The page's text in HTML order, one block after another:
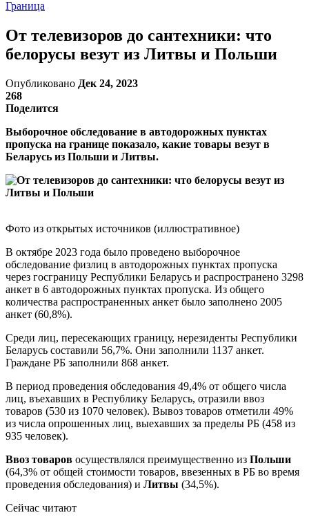
Граница
От телевизоров до сантехники: что
белорусы везут из Литвы и Польши
Опубликовано Дек 24, 2023
268
Поделится
Выборочное обследование в автодорожных пунктах
пропуска на границе показало, какие товары везут в
Беларусь из Польши и Литвы.
Фото из открытых источников (иллюстративное)
В октябре 2023 года было проведено выборочное
обследование физлиц в автодорожных пунктах пропуска
через госграницу Республики Беларусь и распространено 3298
анкет в 6 автодорожных пунктах пропуска. Из общего
количества распространенных анкет было заполнено 2005
анкет (60,8%).
Среди лиц, пересекающих границу, нерезиденты Республики
Беларусь составили 56,7%. Они заполнили 1137 анкет.
Граждане РБ заполнили 868 анкет.
В период проведения обследования 49,4% от общего числа
лиц, въехавших в Республику Беларусь, отразили ввоз
товаров (530 из 1070 человек). Вывоз товаров отметили 49%
из числа опрошенных лиц, выехавших за пределы РБ (458 из
935 человек).
Ввоз товаров осуществлялся преимущественно из Польши
(64,3% от общей стоимости товаров, ввезенных в РБ во время
проведения обследования) и Литвы (34,5%).
Сейчас читают